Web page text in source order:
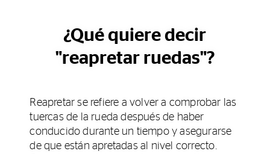
¿Qué quiere decir
"reapretar ruedas"?
Reapretar se refiere a volver a comprobar las
tuercas de la rueda después de haber
conducido durante un tiempo y asegurarse
de que están apretadas al nivel correcto.